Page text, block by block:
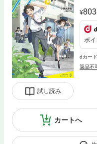
試し読み
803
ポ
dカー
返品不
カートへ